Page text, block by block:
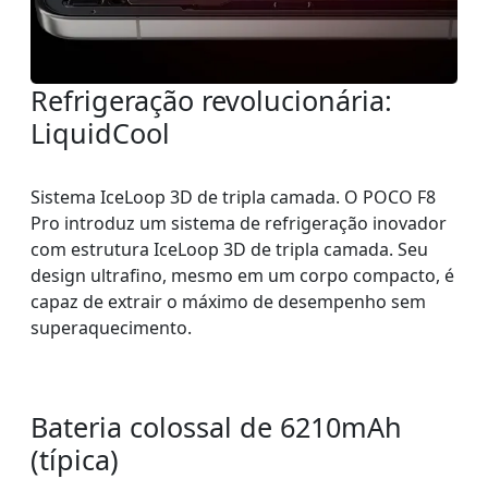
Refrigeração revolucionária:
LiquidCool
Sistema IceLoop 3D de tripla camada. O POCO F8
Pro introduz um sistema de refrigeração inovador
com estrutura IceLoop 3D de tripla camada. Seu
design ultrafino, mesmo em um corpo compacto, é
capaz de extrair o máximo de desempenho sem
superaquecimento.
Bateria colossal de 6210mAh
(típica)